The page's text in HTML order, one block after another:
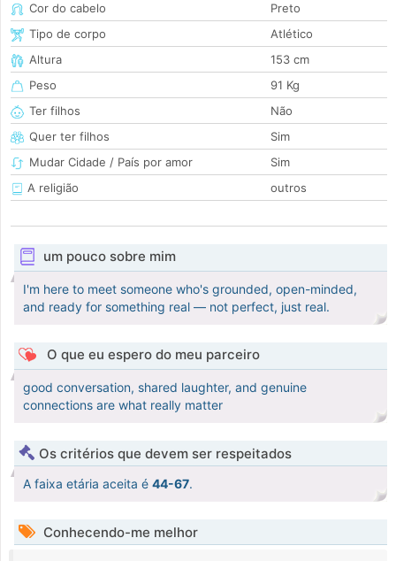
Cor do cabelo
Preto
Tipo de corpo
Atlético
Altura
153 cm
Peso
91 Kg
Ter filhos
Não
Quer ter filhos
Sim
Mudar Cidade / País por amor
Sim
A religião
outros
um pouco sobre mim
I'm here to meet someone who's grounded, open-minded,
and ready for something real — not perfect, just real.
O que eu espero do meu parceiro
good conversation, shared laughter, and genuine
connections are what really matter
Os critérios que devem ser respeitados
A faixa etária aceita é 44-67.
Conhecendo-me melhor